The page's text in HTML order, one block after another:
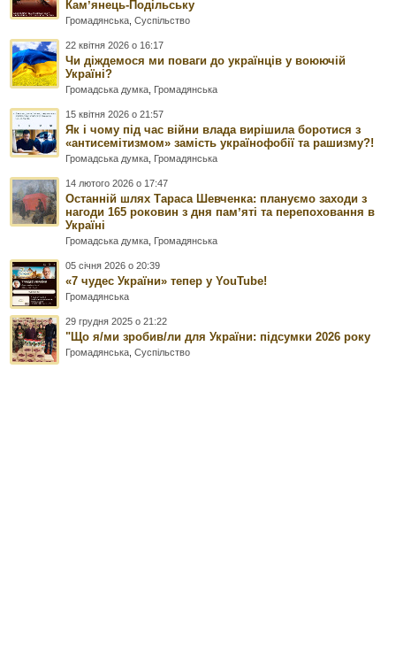
Камʼянець-Подільську
Громадянська ,Суспільство
22 квітня 2026 о 16:17
Чи діждемося ми поваги до українців у воюючій
Україні?
Громадська думка Громадянська
15 квітня 2026 о 21:57
Як і чому під час війни влада вирішила боротися з
«антисемітизмом» замість українофобії та рашизму?!
Громадська думка Громадянська
14 лютого 2026 о 17:47
Останній шлях Тараса Шевченка: плануємо заходи з
нагоди 165 роковин з дня памʼяті та перепоховання в
Україні
Громадська думка Громадянська
05 січня 2026 о 20:39
«7 чудес України» тепер у YouTube!
Громадянська
29 грудня 2025 о 21:22
"Що я/ми зробив/ли для України: підсумки 2026 року
Громадянська ,Суспільство